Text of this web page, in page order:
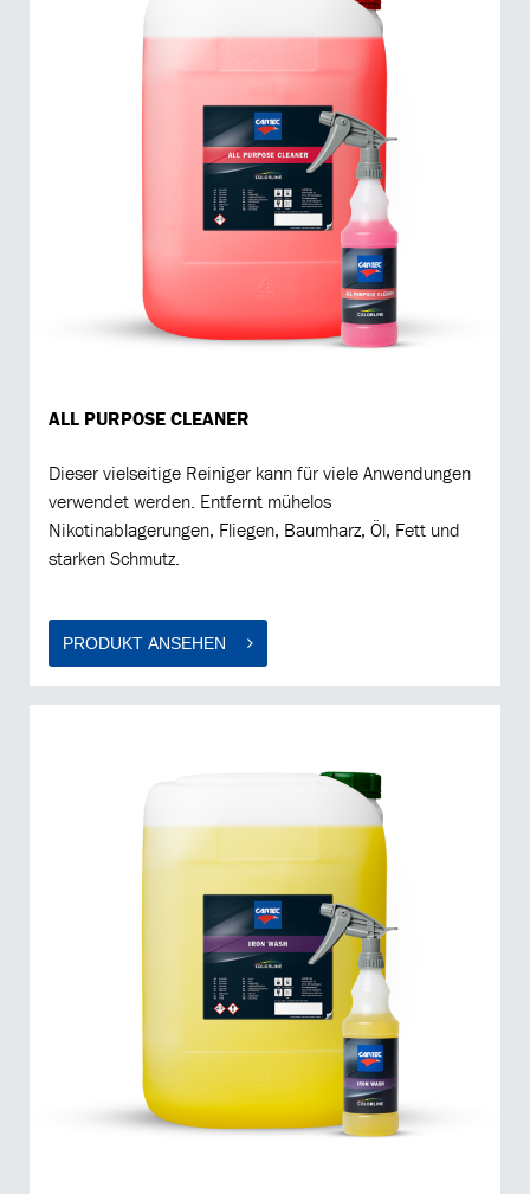
ALL PURPOSE CLEANER
Dieser vielseitige Reiniger kann für viele Anwendungen
verwendet werden. Entfernt mühelos
Nikotinablagerungen, Fliegen, Baumharz, Öl, Fett und
starken Schmutz.
PRODUKT ANSEHEN